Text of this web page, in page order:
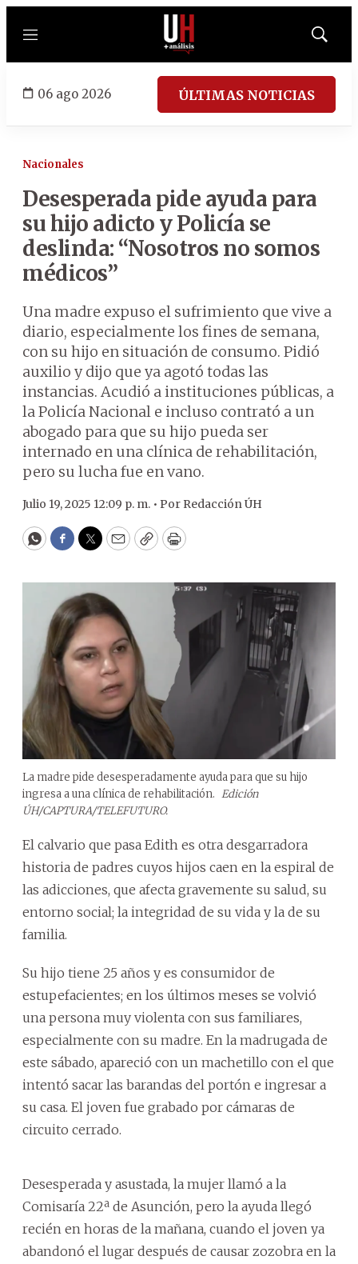
Menú
Mostrar
06 ago 2026 ÚLTIMAS NOTICIAS
Nacionales
Desesperada pide ayuda para
su hijo adicto y Policía se
deslinda: “Nosotros no somos
médicos”
Una madre expuso el sufrimiento que vive a
diario, especialmente los fines de semana,
con su hijo en situación de consumo. Pidió
auxilio y dijo que ya agotó todas las
instancias. Acudió a instituciones públicas, a
la Policía Nacional e incluso contrató a un
abogado para que su hijo pueda ser
internado en una clínica de rehabilitación,
pero su lucha fue en vano.
Julio 19, 2025 12:09 p. m. • Por Redacción ÚH
WhatsApp
Facebook
Twitter
EmailCopyPrint
La madre pide desesperadamente ayuda para que su hijo
ingresa a una clínica de rehabilitación. Edición
ÚH/CAPTURA/TELEFUTURO.
El calvario que pasa Edith es otra desgarradora
historia de padres cuyos hijos caen en la espiral de
las adicciones, que afecta gravemente su salud, su
entorno social; la integridad de su vida y la de su
familia.
Su hijo tiene 25 años y es consumidor de
estupefacientes; en los últimos meses se volvió
una persona muy violenta con sus familiares,
especialmente con su madre. En la madrugada de
este sábado, apareció con un machetillo con el que
intentó sacar las barandas del portón e ingresar a
su casa. El joven fue grabado por cámaras de
circuito cerrado.
Desesperada y asustada, la mujer llamó a la
Comisaría 22ª de Asunción, pero la ayuda llegó
recién en horas de la mañana, cuando el joven ya
abandonó el lugar después de causar zozobra en la